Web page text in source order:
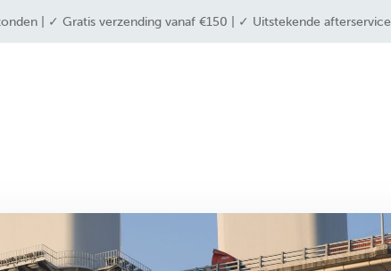
| ✓ Gratis verzending vanaf €150 | ✓ Uitstekende afterservice